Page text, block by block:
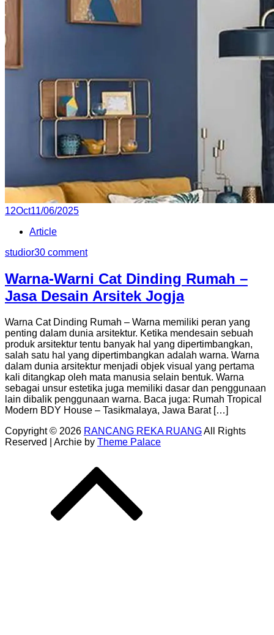
12Oct11/06/2025
Article
studior30 comment
Warna-Warni Cat Dinding Rumah –
Jasa Desain Arsitek Jogja
Warna Cat Dinding Rumah – Warna memiliki peran yang
penting dalam dunia arsitektur. Ketika mendesain sebuah
produk arsitektur tentu banyak hal yang dipertimbangkan,
salah satu hal yang dipertimbangkan adalah warna. Warna
dalam dunia arsitektur menjadi objek visual yang pertama
kali ditangkap oleh mata manusia selain bentuk. Warna
sebagai unsur estetika juga memiliki dasar dan penggunaan
lain dibalik penggunaan warna. Baca juga: Rumah Tropical
Modern BDY House – Tasikmalaya, Jawa Barat […]
Copyright © 2026 RANCANG REKA RUANGAll Rights
Reserved | Archie by Theme Palace